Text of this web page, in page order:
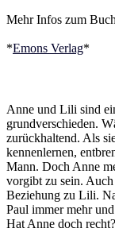
Mehr Infos zum
*Emons Verlag*
Anne und Lili sind
grundverschieden.
zurückhaltend. Als
kennenlernen,
Mann. Doch Anne
vorgibt zu sein.
Beziehung zu Lili.
Paul immer mehr
Hat Anne doch recht?